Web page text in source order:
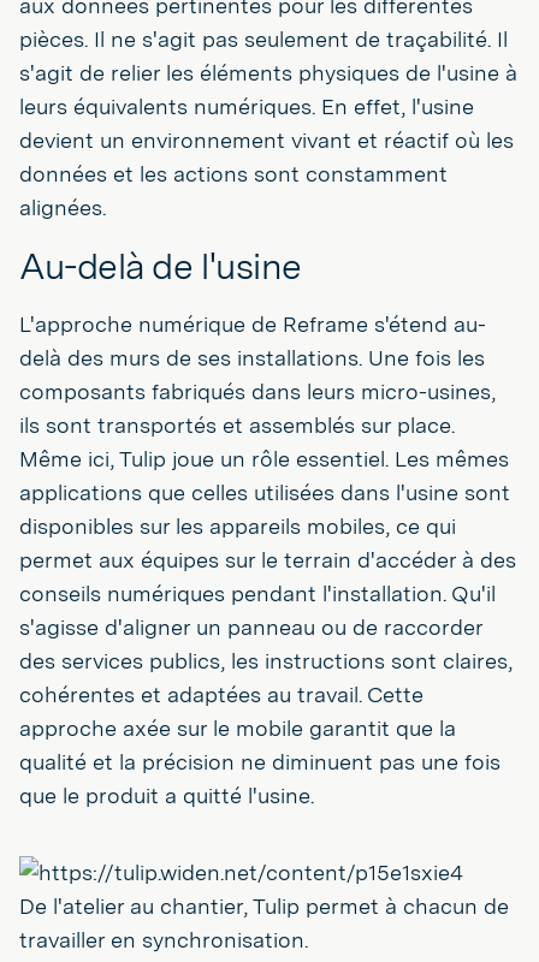
pièces. Il ne s'agit pas seulement de traçabilité. Il
s'agit de relier les éléments physiques de l'usine à
leurs équivalents numériques. En effet, l'usine
devient un environnement vivant et réactif où les
données et les actions sont constamment
alignées.
Au-delà de l'usine
L'approche numérique de Reframe s'étend au-
delà des murs de ses installations. Une fois les
composants fabriqués dans leurs micro-usines,
ils sont transportés et assemblés sur place.
Même ici, Tulip joue un rôle essentiel. Les mêmes
applications que celles utilisées dans l'usine sont
disponibles sur les appareils mobiles, ce qui
permet aux équipes sur le terrain d'accéder à des
conseils numériques pendant l'installation. Qu'il
s'agisse d'aligner un panneau ou de raccorder
des services publics, les instructions sont claires,
cohérentes et adaptées au travail. Cette
approche axée sur le mobile garantit que la
qualité et la précision ne diminuent pas une fois
que le produit a quitté l'usine.
De l'atelier au chantier, Tulip permet à chacun de
travailler en synchronisation.